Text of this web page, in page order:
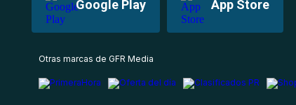
Google Play App Store
Otras marcas de GFR Media